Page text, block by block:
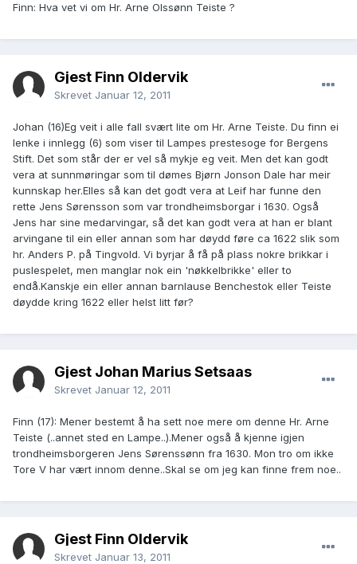
Finn: Hva vet vi om Hr. Arne Olssønn Teiste ?
Gjest Finn Oldervik
Skrevet Januar 12, 2011
Johan (16)Eg veit i alle fall svært lite om Hr. Arne Teiste. Du finn ei
lenke i innlegg (6) som viser til Lampes prestesoge for Bergens
Stift. Det som står der er vel så mykje eg veit. Men det kan godt
vera at sunnmøringar som til dømes Bjørn Jonson Dale har meir
kunnskap her.Elles så kan det godt vera at Leif har funne den
rette Jens Sørensson som var trondheimsborgar i 1630. Også
Jens har sine medarvingar, så det kan godt vera at han er blant
arvingane til ein eller annan som har døydd føre ca 1622 slik som
hr. Anders P. på Tingvold. Vi byrjar å få på plass nokre brikkar i
puslespelet, men manglar nok ein 'nøkkelbrikke' eller to
endå.Kanskje ein eller annan barnlause Benchestok eller Teiste
døydde kring 1622 eller helst litt før?
Gjest Johan Marius Setsaas
Skrevet Januar 12, 2011
Finn (17): Mener bestemt å ha sett noe mere om denne Hr. Arne
Teiste (..annet sted en Lampe..).Mener også å kjenne igjen
trondheimsborgeren Jens Sørenssønn fra 1630. Mon tro om ikke
Tore V har vært innom denne..Skal se om jeg kan finne frem noe..
Gjest Finn Oldervik
Skrevet Januar 13, 2011